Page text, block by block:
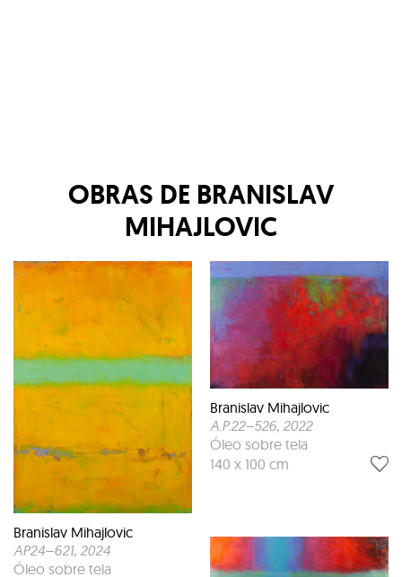
OBRAS DE BRANISLAV
MIHAJLOVIC
Branislav Mihajlovic
AP24–621, 2024
Óleo sobre tela
Branislav Mihajlovic
A.P.22–526, 2022
Óleo sobre tela
140 x 100 cm